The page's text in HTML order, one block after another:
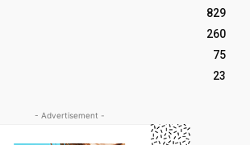
829
260
75
23
- Advertisement -